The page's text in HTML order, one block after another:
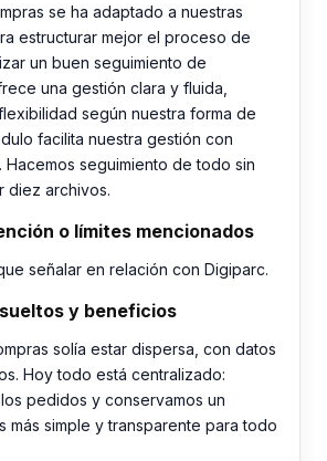
se ha adaptado a nuestras
estructurar mejor el proceso de
un buen seguimiento de
una gestión clara y fluida,
según nuestra forma de
facilita nuestra gestión con
seguimiento de todo sin
diez archivos.
o límites mencionados
señalar en relación con Digiparc.
y beneficios
solía estar dispersa, con datos
Hoy todo está centralizado:
pedidos y conservamos un
más simple y transparente para todo